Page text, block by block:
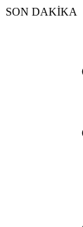
SON DAKİKA